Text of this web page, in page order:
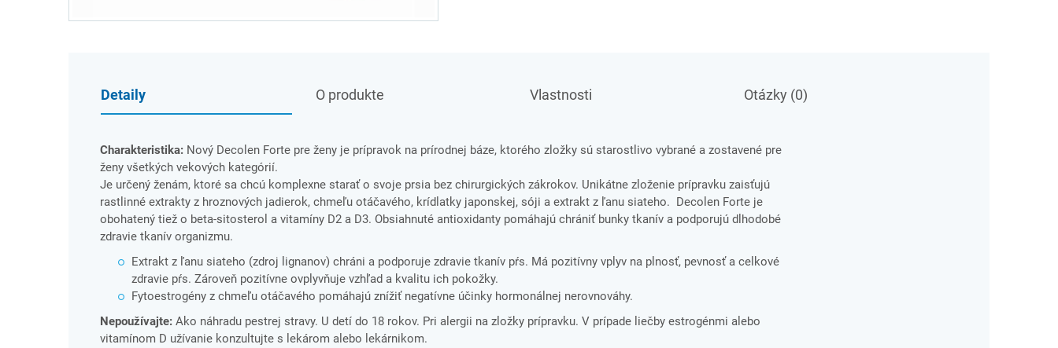
Detaily O produkte Vlastnosti Otázky (0)
Charakteristika: Nový Decolen Forte pre ženy je prípravok na prírodnej báze, ktorého zložky sú starostlivo vybrané a zostavené pre
ženy všetkých vekových kategórií.
Je určený ženám, ktoré sa chcú komplexne starať o svoje prsia bez chirurgických zákrokov. Unikátne zloženie prípravku zaisťujú
rastlinné extrakty z hroznových jadierok, chmeľu otáčavého, krídlatky japonskej, sóji a extrakt z ľanu siateho. Decolen Forte je
obohatený tiež o beta-sitosterol a vitamíny D2 a D3. Obsiahnuté antioxidanty pomáhajú chrániť bunky tkanív a podporujú dlhodobé
zdravie tkanív organizmu.
Extrakt z ľanu siateho (zdroj lignanov) chráni a podporuje zdravie tkanív pŕs. Má pozitívny vplyv na plnosť, pevnosť a celkové
zdravie pŕs. Zároveň pozitívne ovplyvňuje vzhľad a kvalitu ich pokožky.
Fytoestrogény z chmeľu otáčavého pomáhajú znížiť negatívne účinky hormonálnej nerovnováhy.
Nepoužívajte: Ako náhradu pestrej stravy. U detí do 18 rokov. Pri alergii na zložky prípravku. V prípade liečby estrogénmi alebo
vitamínom D užívanie konzultujte s lekárom alebo lekárnikom.